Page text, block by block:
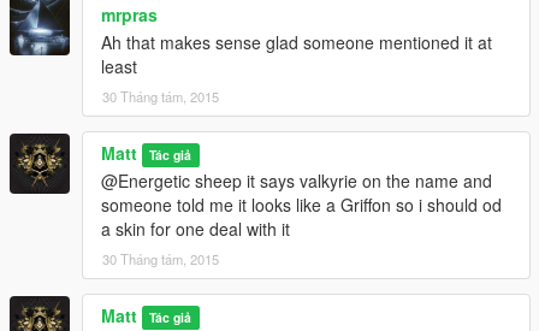
mrpras
Ah that makes sense glad someone mentioned it at
least
30 Tháng tám, 2015
Matt Tác giả
@Energetic sheep it says valkyrie on the name and
someone told me it looks like a Griffon so i should od
a skin for one deal with it
30 Tháng tám, 2015
Matt Tác giả